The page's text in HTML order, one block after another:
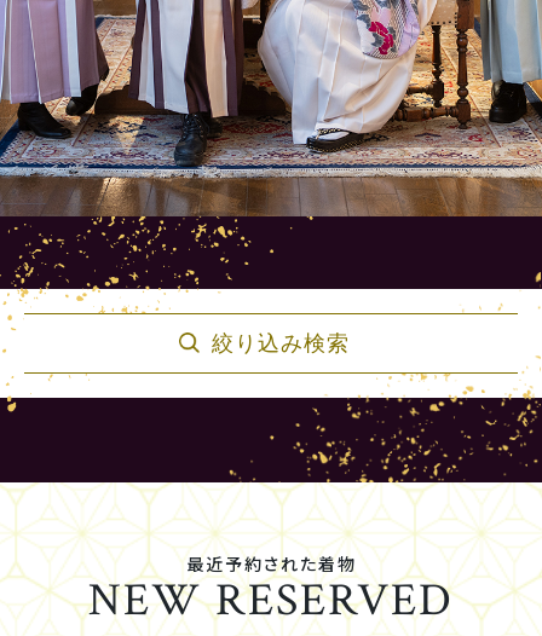
絞り込み検索
最近予約された着物
NEW RESERVED